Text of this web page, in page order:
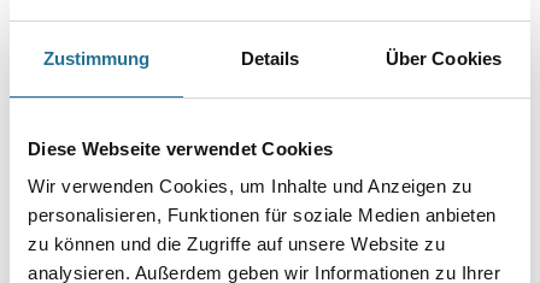
Zustimmung Details Über Cookies
Diese Webseite verwendet Cookies
Wir verwenden Cookies, um Inhalte und Anzeigen zu
personalisieren, Funktionen für soziale Medien anbieten
zu können und die Zugriffe auf unsere Website zu
analysieren. Außerdem geben wir Informationen zu Ihrer
PRODUKTEIGENSCHAFTEN